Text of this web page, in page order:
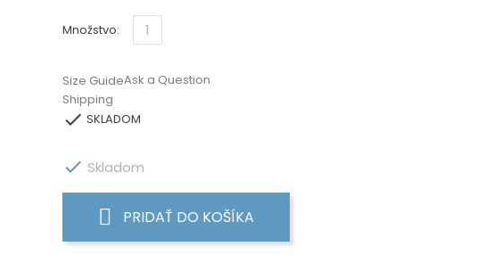
Množstvo:
Size Guide
Shipping
Ask a Question
 SKLADOM
 Skladom
PRIDAŤ DO KOŠÍKA